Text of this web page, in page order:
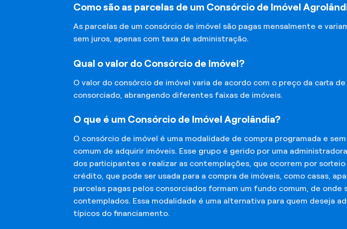
Como são as parcelas de um Consórcio de Imóvel
As parcelas de um consórcio de imóvel são pagas mensalmente e
sem juros, apenas com taxa de administração.
Qual o valor do Consórcio de Imóvel?
O valor do consórcio de imóvel varia de acordo com o preço da carta
consorciado, abrangendo diferentes faixas de imóveis.
O que é um Consórcio de Imóvel Agrolândia?
O consórcio de imóvel é uma modalidade de compra programada e
comum de adquirir imóveis. Esse grupo é gerido por uma
dos participantes e realizar as contemplações, que ocorrem por
crédito, que pode ser usada para a compra de imóveis, como casas,
parcelas pagas pelos consorciados formam um fundo comum, de
contemplados. Essa modalidade é uma alternativa para quem deseja
típicos do financiamento.